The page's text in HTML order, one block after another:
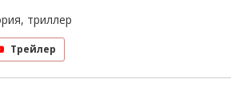
триллер
Трейлер